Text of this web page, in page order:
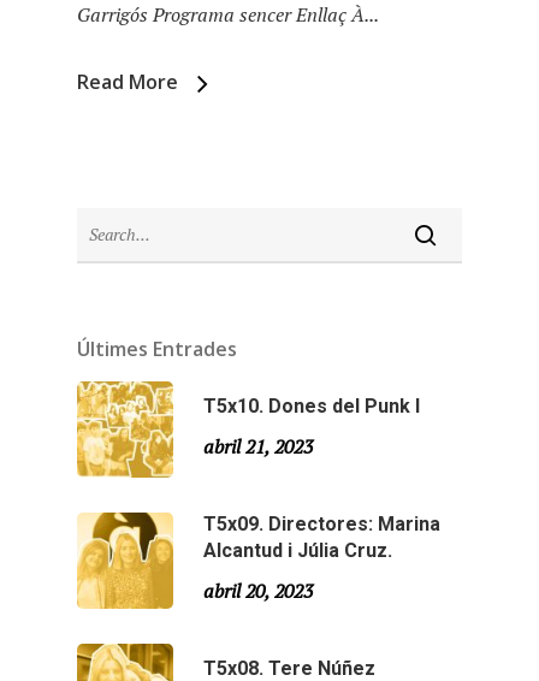
Garrigós Programa sencer Enllaç À...
Read More
Últimes Entrades
T5x10. Dones del Punk I
abril 21, 2023
T5x09. Directores: Marina
Alcantud i Júlia Cruz.
abril 20, 2023
T5x08. Tere Núñez
Temporades
Temporada 4
Temporada 2
Agraïments
Monty Peiró